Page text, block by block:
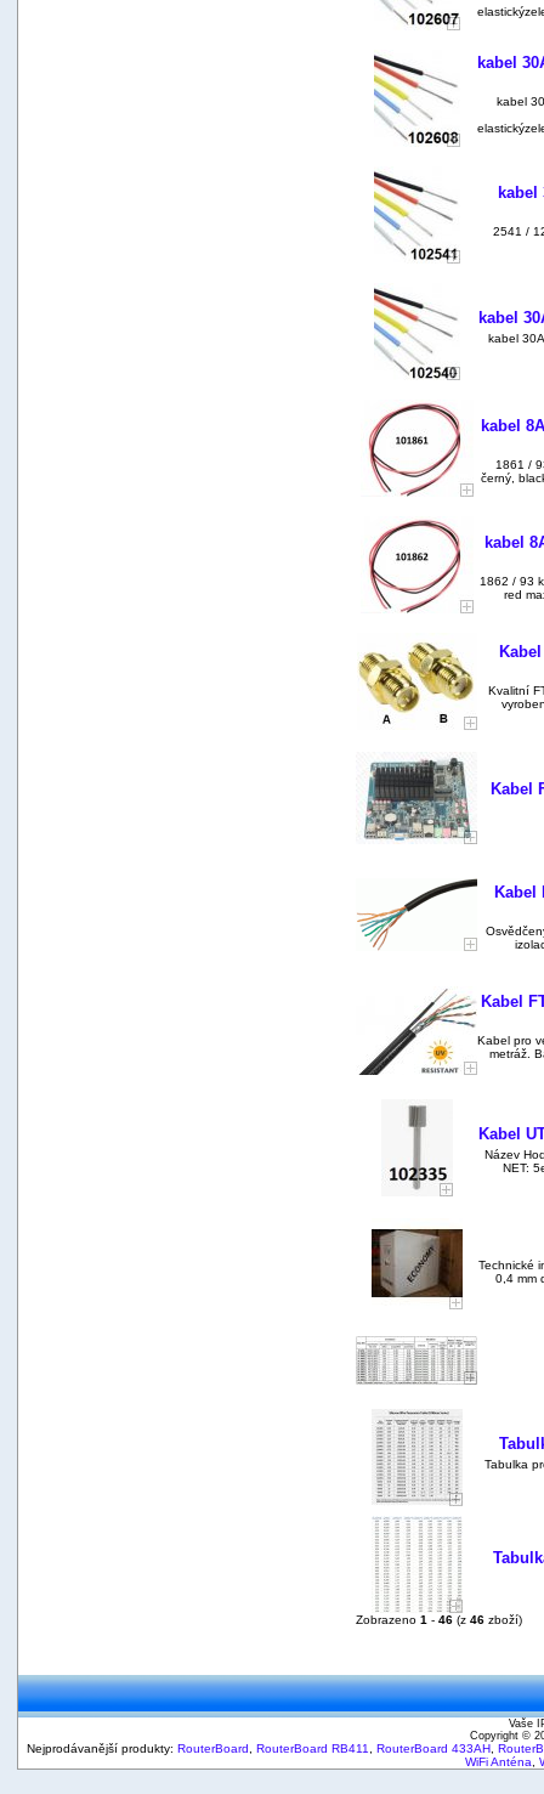
kabel
kabel
kabel
2541 /
kabel
kabel
kabel
1861 /
černý,
kabel
1862 / 93
red
Kvalitní
Kabel
Kabel
Kabel
Kabel pro
metráž.
Kabel
Název
NET:
Technické
0,4 mm
Tabulka
Zobrazeno 1 - 46 (z 46 zboží)
Vaše
Copyright ©
Nejprodávanější produkty: RouterBoard RouterBoard RB411 RouterBoard 433AH
WiFi Anténa